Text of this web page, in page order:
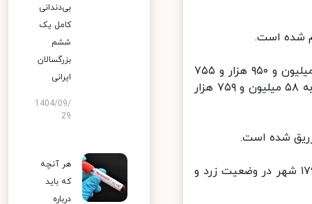
همچنین تا کنون ۴۱ میلیون و ۸۰۹ هزار و ۸۵ نفر دُز اول واکسن کرونا و ۱۶ میلیون و ۹۵۰ هزار و ۷۵۵
نفر نیز دُز دوم را تزریق کرده اند و مجموع واکسن های تزریق شده در کشور به ۵۸ میلیون و ۷۵۹ هزار
در حال حاضر ۱۶ شهر کشور در وضعیت قرمز، ۱۹۸ شهر در وضعیت نارنجی، ۱۷۶ شهر در وضعیت زرد و
بی‌دندانی
کامل یک
ششم
بزرگسالان
ایرانی
1404/09/
29
هر آنچه
که باید
درباره